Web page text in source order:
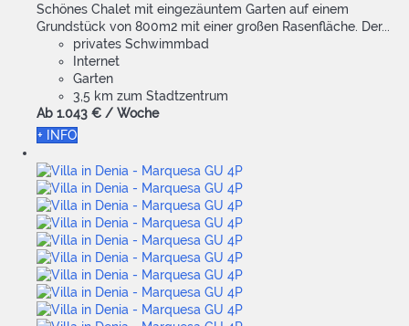
Schönes Chalet mit eingezäuntem Garten auf einem
Grundstück von 800m2 mit einer großen Rasenfläche. Der...
privates Schwimmbad
Internet
Garten
3,5 km zum Stadtzentrum
Ab 1.043 € / Woche
+ INFO